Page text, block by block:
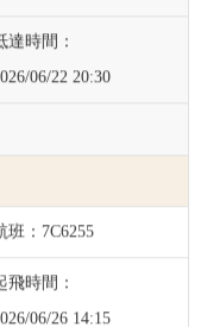
06/22 20:30
7C6255
06/26 14:15